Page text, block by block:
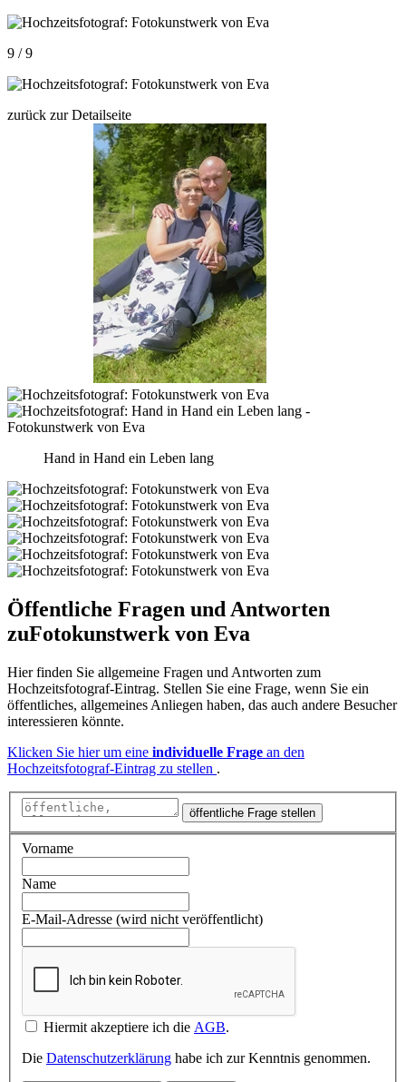
9 / 9
zurück zur Detailseite
Hand in Hand ein Leben lang
Öffentliche Fragen und Antworten
zuFotokunstwerk von Eva
Hier finden Sie allgemeine Fragen und Antworten zum
Hochzeitsfotograf-Eintrag. Stellen Sie eine Frage, wenn Sie ein
öffentliches, allgemeines Anliegen haben, das auch andere Besucher
interessieren könnte.
Klicken Sie hier um eine individuelle Frage an den
Hochzeitsfotograf-Eintrag zu stellen .
öffentliche Frage stellen
Vorname
Name
E-Mail-Adresse (wird nicht veröffentlicht)
Hiermit akzeptiere ich die AGB.
Die Datenschutzerklärung habe ich zur Kenntnis genommen.